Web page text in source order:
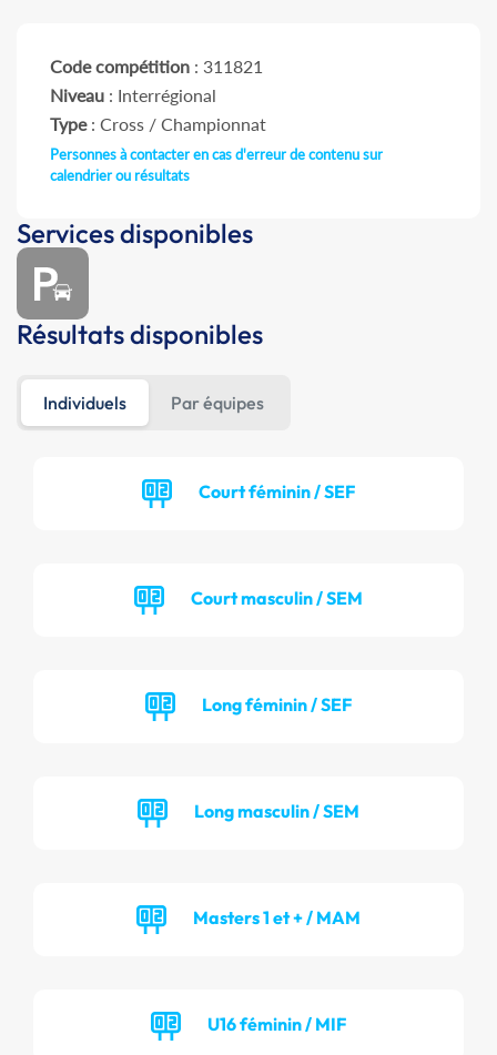
Code compétition : 311821
Niveau : Interrégional
Type: Cross / Championnat
Personnes à contacter en cas d'erreur de contenu sur
calendrier ou résultats
Services disponibles
Résultats disponibles
Individuels Par équipes
Court féminin / SEF
Court masculin / SEM
Long féminin / SEF
Long masculin / SEM
Masters 1 et + / MAM
U16 féminin / MIF